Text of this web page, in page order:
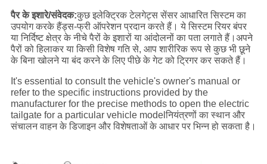
पैर के इशारे/संवेदक:कुछ इलेक्ट्रिक टेलगेट्स सेंसर आधारित सिस्टम का
उपयोग करके हैंड्स-फ्री ऑपरेशन प्रदान करते हैं। ये सिस्टम रियर बंपर
या निर्दिष्ट क्षेत्र के नीचे पैरों के इशारों या आंदोलनों का पता लगाते हैं।अपने
पैरों को हिलाकर या किसी विशेष गति से, आप शारीरिक रूप से कुछ भी छूने
के बिना खोलने या बंद करने के लिए पीछे के गेट को ट्रिगर कर सकते हैं।
It's essential to consult the vehicle's owner's manual or
refer to the specific instructions provided by the
manufacturer for the precise methods to open the electric
tailgate for a particular vehicle modelनियंत्रणों का स्थान और
संचालन वाहन के डिजाइन और विशेषताओं के आधार पर भिन्न हो सकता है।